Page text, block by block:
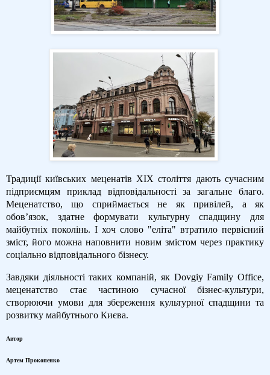
Традиції київських меценатів XIX століття дають сучасним
підприємцям приклад відповідальності за загальне благо.
Меценатство, що сприймається не як привілей, а як
обов’язок, здатне формувати культурну спадщину для
майбутніх поколінь. І хоч слово "еліта" втратило первісний
зміст, його можна наповнити новим змістом через практику
соціально відповідального бізнесу.
Завдяки діяльності таких компаній, як Dovgiy Family Office,
меценатство стає частиною сучасної бізнес-культури,
створюючи умови для збереження культурної спадщини та
розвитку майбутнього Києва.
Автор
Артем Прокопенко